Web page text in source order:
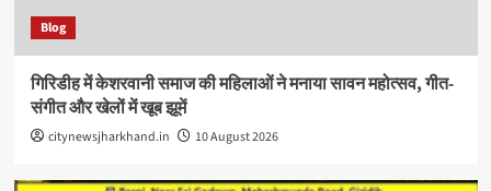
Blog
गिरिडीह में केशरवानी समाज की महिलाओं ने मनाया सावन महोत्सव, गीत-
संगीत और खेलों में खूब झूमें
citynewsjharkhand.in 10 August 2026